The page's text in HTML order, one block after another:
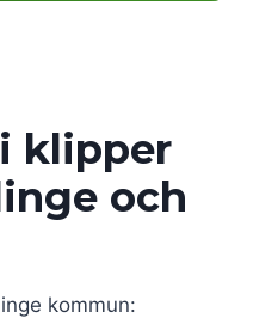
klipper
och
kommun: